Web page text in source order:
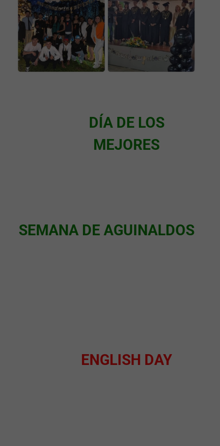
DÍA DE LOS
MEJORES
SEMANA DE AGUINALDOS
ENGLISH DAY